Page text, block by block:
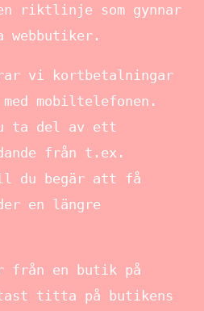
riktlinje som gynnar
webbutiker.
vi kortbetalningar
mobiltelefonen.
ta del av ett
från t.ex.
du begär att få
en längre
från en butik på
titta på butikens